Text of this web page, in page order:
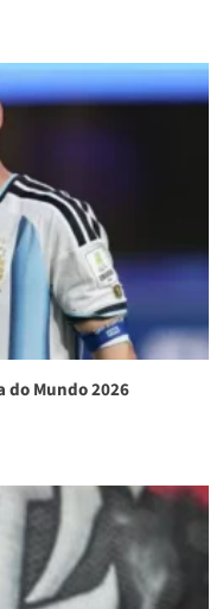
do Mundo 2026